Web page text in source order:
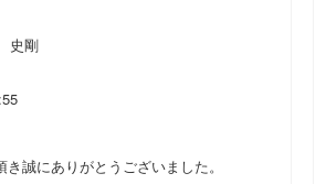
史剛
誠にありがとうございました。